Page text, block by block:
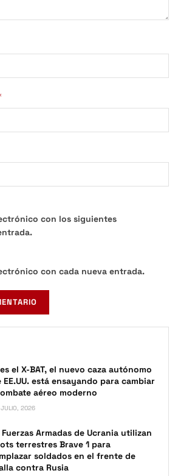
con los siguientes
con cada nueva entrada.
el X-BAT, el nuevo caza autónomo
EE.UU. está ensayando para cambiar
aéreo moderno
2026
Fuerzas Armadas de Ucrania utilizan
terrestres Brave 1 para
soldados en el frente de
contra Rusia